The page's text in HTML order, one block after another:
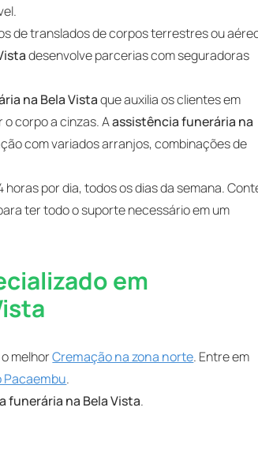
de translados de corpos terrestres ou
desenvolve parcerias com seguradoras
na Bela Vistaque auxilia os clientes em
o corpo a cinzas. Aassistência funerária na
com variados arranjos, combinações de
horas por dia, todos os dias da semana.
ter todo o suporte necessário em um
em
o melhorCremação na zona norte. Entre em
Pacaembu.
funerária na Bela Vista.